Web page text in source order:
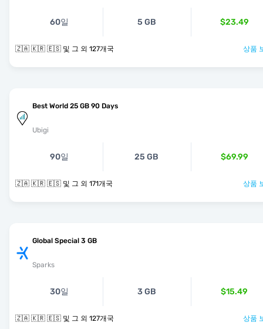
60일 5 GB $23.49
🇿🇦 🇰🇷 🇪🇸 및 그 외 127개국 상품
Best World 25 GB 90 Days
Ubigi
90일 25 GB $69.99
🇿🇦 🇰🇷 🇪🇸 및 그 외 171개국 상품
Global Special 3 GB
Sparks
30일 3 GB $15.49
🇿🇦 🇰🇷 🇪🇸 및 그 외 127개국 상품